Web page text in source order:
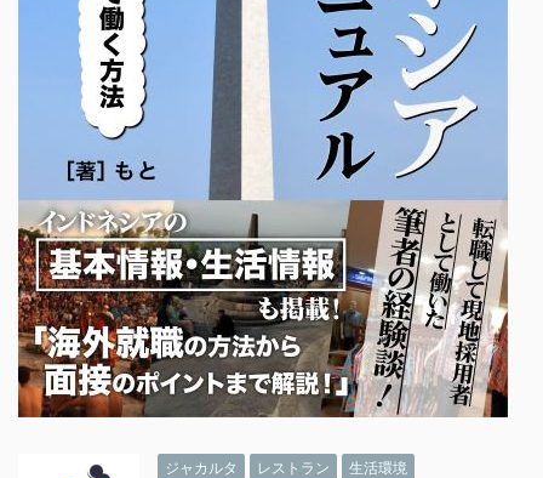
ジャカルタ レストラン 生活環境